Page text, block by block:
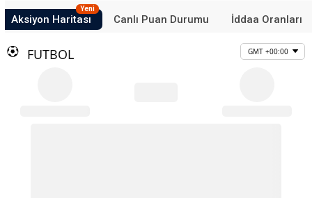
Aksiyon Haritası
Yeni
Canlı Puan Durumu İddaa Oranları
FUTBOL GMT +00:00